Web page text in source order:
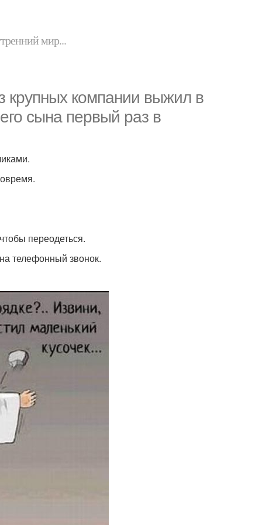
мир...
крупных компании выжил в
сына первый раз в
переодеться.
телефонный звонок.